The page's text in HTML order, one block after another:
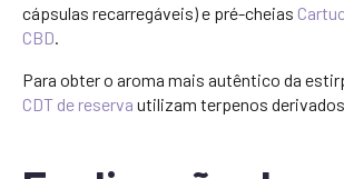
cápsulas recarregáveis) e pré-cheias
CBD.
Para obter o aroma mais autêntico da
CDT de reserva utilizam terpenos